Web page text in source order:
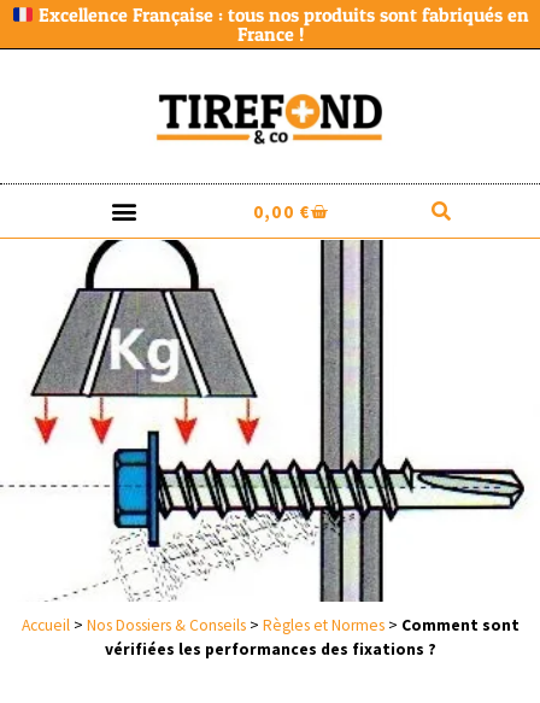
Excellence Française : tous nos produits sont fabriqués en
France !
0,00 €
Accueil> Nos Dossiers & Conseils> Règles et Normes> Comment sont
vérifiées les performances des fixations ?